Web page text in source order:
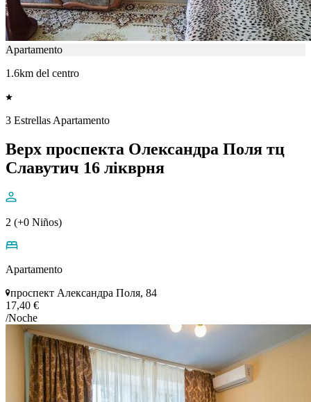
Apartamento
1.6km del centro
3 Estrellas Apartamento
Верх проспекта Олександра Поля тц
Славутич 16 лікврня
2 (+0 Niños)
Apartamento
проспект Александра Поля, 84
17,40 €
/Noche